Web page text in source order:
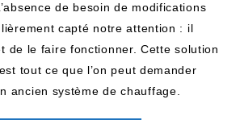
de besoin de modifications
capté notre attention : il
de le faire fonctionner. Cette solution
tout ce que l’on peut demander
ancien système de chauffage.